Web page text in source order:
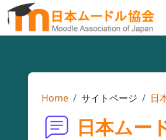
メインコンテンツへスキップする
Home サイトページ 日
日本ムー